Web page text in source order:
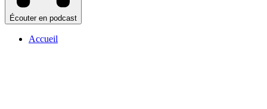
Écouter en podcast
Accueil